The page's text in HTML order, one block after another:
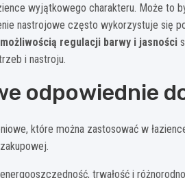
wyjątkowego charakteru. Może to
nastrojowe często wykorzystuje się
możliwością regulacji barwy i jasności
i nastroju.
odpowiednie
które można zastosować w
trwałość i